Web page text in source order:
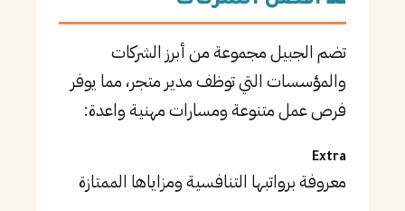
تضم الجبيل مجموعة من أبرز الشركات
والمؤسسات التي توظف مدير متجر، مما يوفر
فرص عمل متنوعة ومسارات مهنية واعدة:
Extra
معروفة برواتبها التنافسية ومزاياها الممتازة